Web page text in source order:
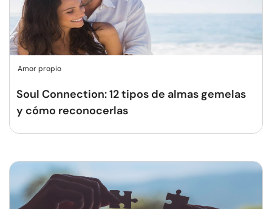
Amor propio
Soul Connection: 12 tipos de almas gemelas
y cómo reconocerlas